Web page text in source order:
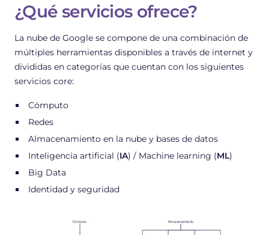
¿Qué servicios ofrece?
La nube de Google se compone de una combinación de
múltiples herramientas disponibles a través de internet y
divididas en categorías que cuentan con los siguientes
servicios core:
Cómputo
Redes
Almacenamiento en la nube y bases de datos
Inteligencia artificial (IA) / Machine learning (ML)
Big Data
Identidad y seguridad